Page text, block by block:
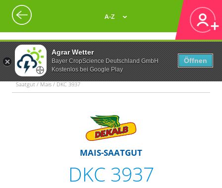
Agrar Wetter
Bayer CropScience Deutschland GmbH
Kostenlos bei Google Play
Öffnen
A-Z
Saatgut / Mais / DKC 3937
MAIS-SAATGUT
DKC 3937